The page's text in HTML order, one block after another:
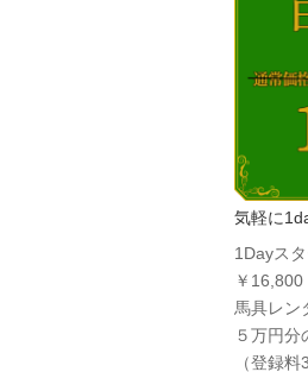
気軽に
1Dayス
￥
馬具レン
５万円分
（登録